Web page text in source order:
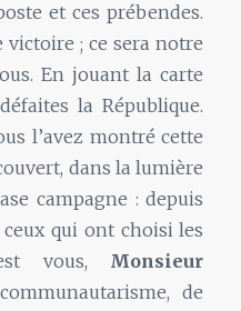
et ces prébendes.
victoire ; ce sera notre
En jouant la carte
la République.
l’avez montré cette
dans la lumière
campagne : depuis
ceux qui ont choisi les
vous, Monsieur
de